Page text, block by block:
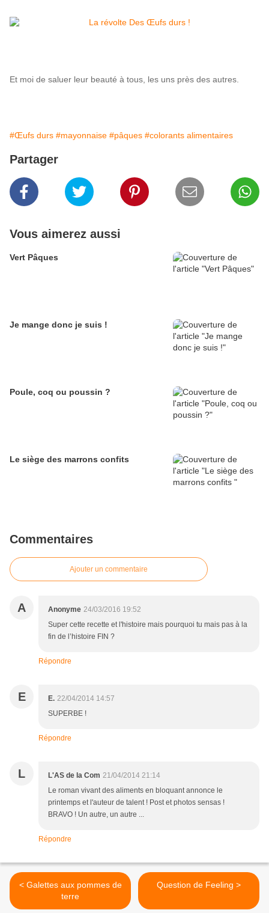
Et moi de saluer leur beauté à tous, les uns près des autres.
#Œufs durs #mayonnaise #pâques #colorants alimentaires
Partager
Vous aimerez aussi
Vert Pâques
Je mange donc je suis !
Poule, coq ou poussin ?
Le siège des marrons confits
Commentaires
Ajouter un commentaire
A Anonyme 24/03/2016 19:52
Super cette recette et l'histoire mais pourquoi tu mais pas à la
fin de l’histoire FIN ?
Répondre
E E. 22/04/2014 14:57
SUPERBE !
Répondre
L L'AS de la Com 21/04/2014 21:14
Le roman vivant des aliments en bloquant annonce le
printemps et l'auteur de talent ! Post et photos sensas !
BRAVO ! Un autre, un autre ...
Répondre
< Galettes aux pommes de
terre
Question de Feeling >